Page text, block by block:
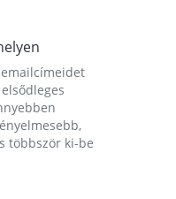
többször ki-be